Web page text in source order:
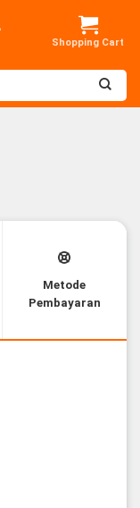
Metode
Pembayaran